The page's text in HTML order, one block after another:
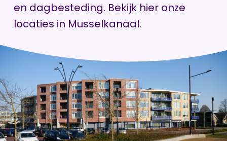
en dagbesteding. Bekijk hier onze
locaties in Musselkanaal.